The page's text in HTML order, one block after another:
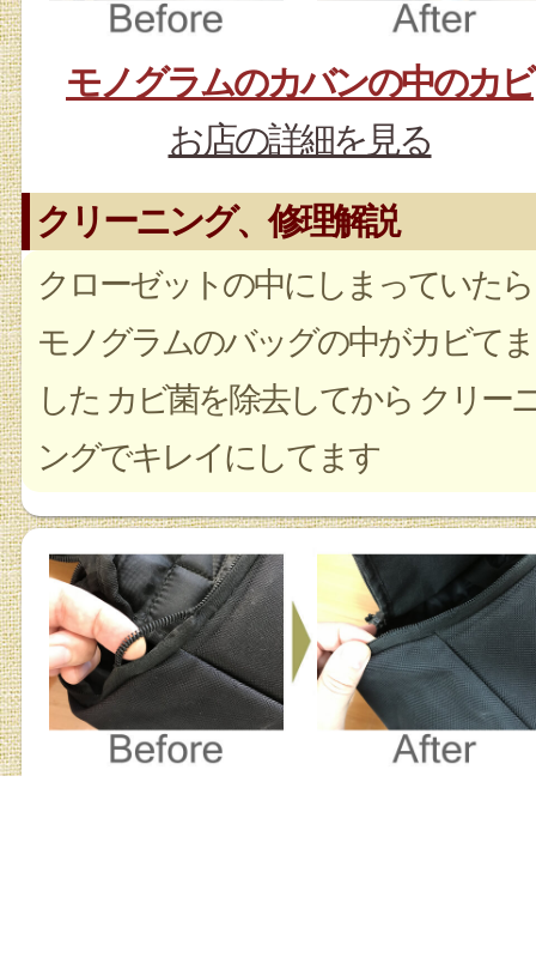
モノグラムのカバンの中のカビ
お店の詳細を見る
クリーニング、修理解説
クローゼットの中にしまっていたら
モノグラムのバッグの中がカビてま
した カビ菌を除去してから クリー
ングでキレイにしてます